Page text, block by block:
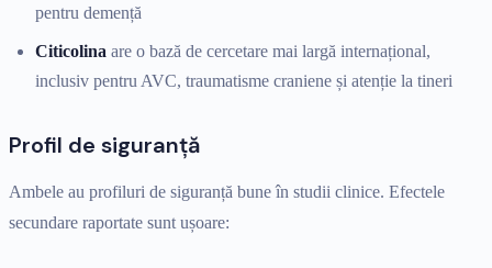
pentru demență
Citicolina are o bază de cercetare mai largă internațional,
inclusiv pentru AVC, traumatisme craniene și atenție la tineri
Profil de siguranță
Ambele au profiluri de siguranță bune în studii clinice. Efectele
secundare raportate sunt ușoare: